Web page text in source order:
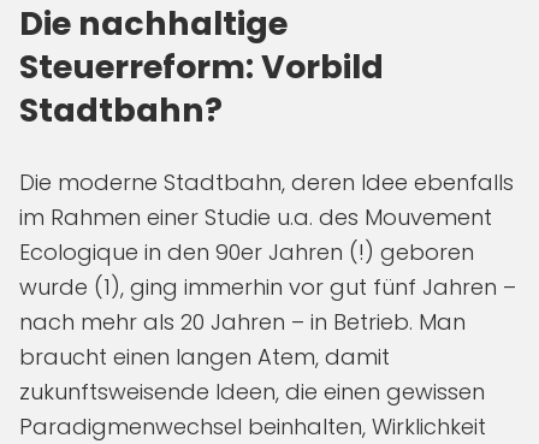
Die nachhaltige
Steuerreform: Vorbild
Stadtbahn?
Die moderne Stadtbahn, deren Idee ebenfalls
im Rahmen einer Studie u.a. des Mouvement
Ecologique in den 90er Jahren (!) geboren
wurde (1), ging immerhin vor gut fünf Jahren –
nach mehr als 20 Jahren – in Betrieb. Man
braucht einen langen Atem, damit
zukunftsweisende Ideen, die einen gewissen
Paradigmenwechsel beinhalten, Wirklichkeit